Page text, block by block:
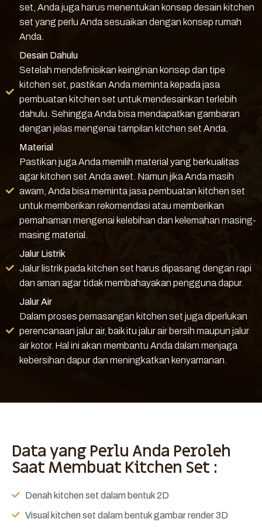
set, Anda juga harus menentukan konsep desain kitchen
set yang perlu Anda sesuaikan dengan konsep rumah
Anda.
Desain Dahulu
Setelah mendefinisikan keinginan konsep dan tipe
kitchen set, pastikan Anda meminta kepada jasa
pembuatan kitchen set untuk mendesainkan terlebih
dahulu. Sehingga Anda bisa mendapatkan gambaran
dengan jelas mengenai tampilan kitchen set Anda.
Material
Pastikan juga Anda memilih material yang berkualitas
agar kitchen set Anda awet. Namun jika Anda masih
awam, Anda bisa meminta jasa pembuatan kitchen set
untuk memberikan rekomendasi atau memberikan
pemahaman mengenai kelebihan dan kelemahan masing-
masing material.
Jalur Listrik
Jalur listrik pada kitchen set harus dipasang dengan rapi
dan aman agar tidak membahayakan pengguna dapur.
Jalur Air
Dalam proses pemasangan kitchen set juga diperlukan
perencanaan jalur air, baik itu jalur air bersih maupun jalur
air kotor. Hal ini akan membantu Anda dalam menjaga
kebersihan dapur dan meningkatkan kenyamanan.
Data yang Perlu Anda Peroleh
Saat Membuat Kitchen Set :
Denah kitchen set dalam bentuk 2D
Visual kitchen set dalam bentuk gambar render 3D